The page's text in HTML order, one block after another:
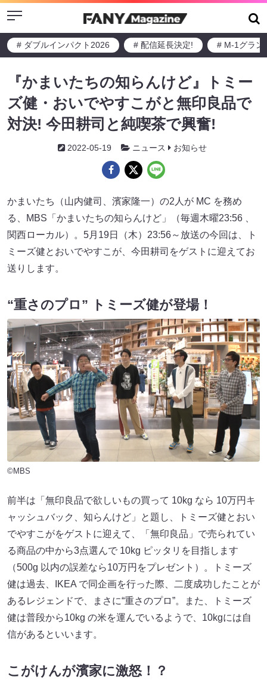
Menu
# ダブルインパクト2026 # 配信延長決定! # M-1グラン
『かまいたちの知らんけど』トミー
ズ健・おいでやすこがと無印良品で
対決! 今田耕司と純喫茶で興奮!
2022-05-19 ニュース お知らせ
かまいたち（山内健司、濱家隆一）の2人が MC を務め
る、MBS「かまいたちの知らんけど」（毎週木曜23:56 、
関西ローカル）。5月19日（木）23:56～放送の今回は、ト
ミーズ健とおいでやすこが、今田耕司をゲストに迎えてお
送りします。
“重さのプロ” トミーズ健が登場！
©MBS
前半は「無印良品で欲しいもの買って 10kg なら 10万円キ
ャッシュバック、知らんけど」と題し、トミーズ健とおい
でやすこがをゲストに迎えて、「無印良品」で売られてい
る商品の中から3点選んで 10kg ピッタリを目指します
（500g 以内の誤差なら10万円をプレゼント）。トミーズ
健は過去、IKEA で同企画を行った際、二度成功したことが
あるレジェンドで、まさに“重さのプロ”。また、トミーズ
健は普段から10kg の米を運んでいるようで、10kgには自
信があるといいます。
こがけんが濱家に激怒！？